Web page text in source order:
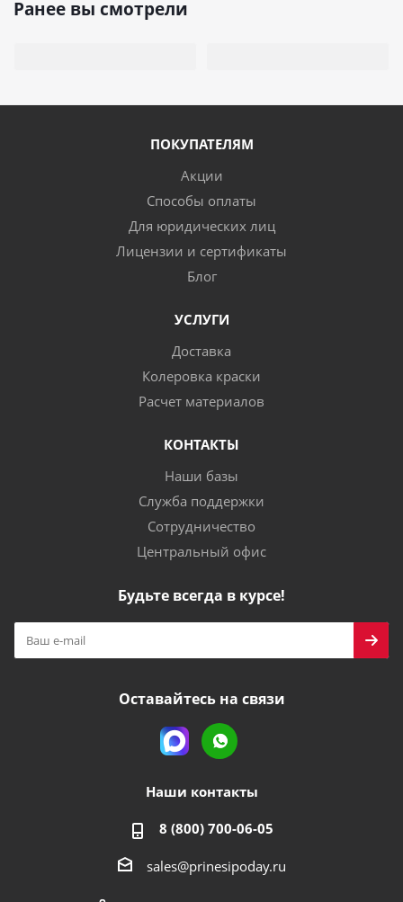
Ранее вы смотрели
ПОКУПАТЕЛЯМ
Акции
Способы оплаты
Для юридических лиц
Лицензии и сертификаты
Блог
УСЛУГИ
Доставка
Колеровка краски
Расчет материалов
КОНТАКТЫ
Наши базы
Служба поддержки
Сотрудничество
Центральный офис
Будьте всегда в курсе!
Оставайтесь на связи
Наши контакты
8 (800) 700-06-05
sales@prinesipoday.ru